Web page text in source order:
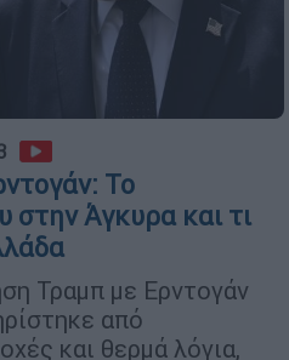
Το
στην Άγκυρα και τι
Τραμπ με Ερντογάν
από
και θερμά λόγια,